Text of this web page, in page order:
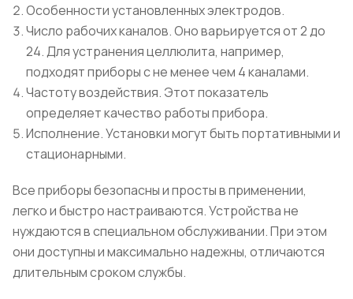
Особенности установленных электродов.
Число рабочих каналов. Оно варьируется от 2 до
24. Для устранения целлюлита, например,
подходят приборы с не менее чем 4 каналами.
Частоту воздействия. Этот показатель
определяет качество работы прибора.
Исполнение. Установки могут быть портативными и
стационарными.
Все приборы безопасны и просты в применении,
легко и быстро настраиваются. Устройства не
нуждаются в специальном обслуживании. При этом
они доступны и максимально надежны, отличаются
длительным сроком службы.